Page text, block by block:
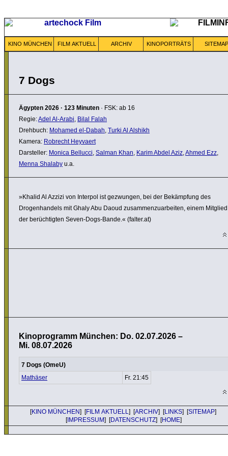
KINO MÜNCHEN FILM AKTUELL ARCHIV KINOPORTRÄTS SITEMAP
7 Dogs
Ägypten 2026 · 123 Minuten · FSK: ab 16
Regie:Adel Al-Arabi, Bilal Falah
Drehbuch: Mohamed el-Dabah, Turki Al Alshikh
Kamera: Robrecht Heyvaert
Darsteller: Monica Bellucci, Salman Khan, Karim Abdel Aziz,Ahmed Ezz,
Menna Shalaby u.a.
»Khalid Al Azzizi von Interpol ist gezwungen, bei der Bekämp­fung des
Drogen­han­dels mit Ghaly Abu Daoud zusam­men­zu­ar­beiten, einem Mitglied
der berüch­tigten Seven-Dogs-Bande.« (falter.at)
Kinoprogramm München: Do. 02.07.2026 –
Mi. 08.07.2026
7 Dogs (OmeU)
Mathäser
Fr. 21:45
[KINO MÜNCHEN] [FILM AKTUELL] [ARCHIV] [LINKS] [SITEMAP]
[IMPRESSUM] [DATENSCHUTZ] [HOME]